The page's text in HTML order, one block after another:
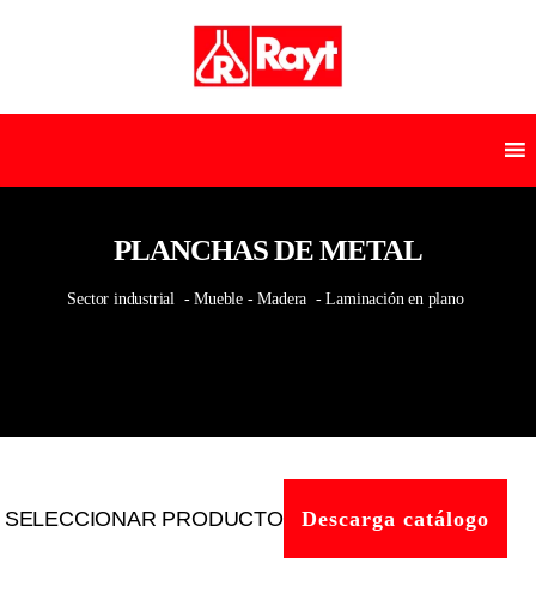
PLANCHAS DE METAL
Sector industrial - Mueble - Madera - Laminación en plano
SELECCIONAR PRODUCTO Descarga catálogo